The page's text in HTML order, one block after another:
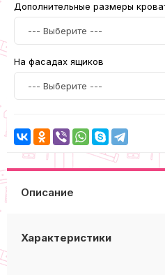
Дополнительные размеры
На фасадах ящиков
Описание
Характеристики